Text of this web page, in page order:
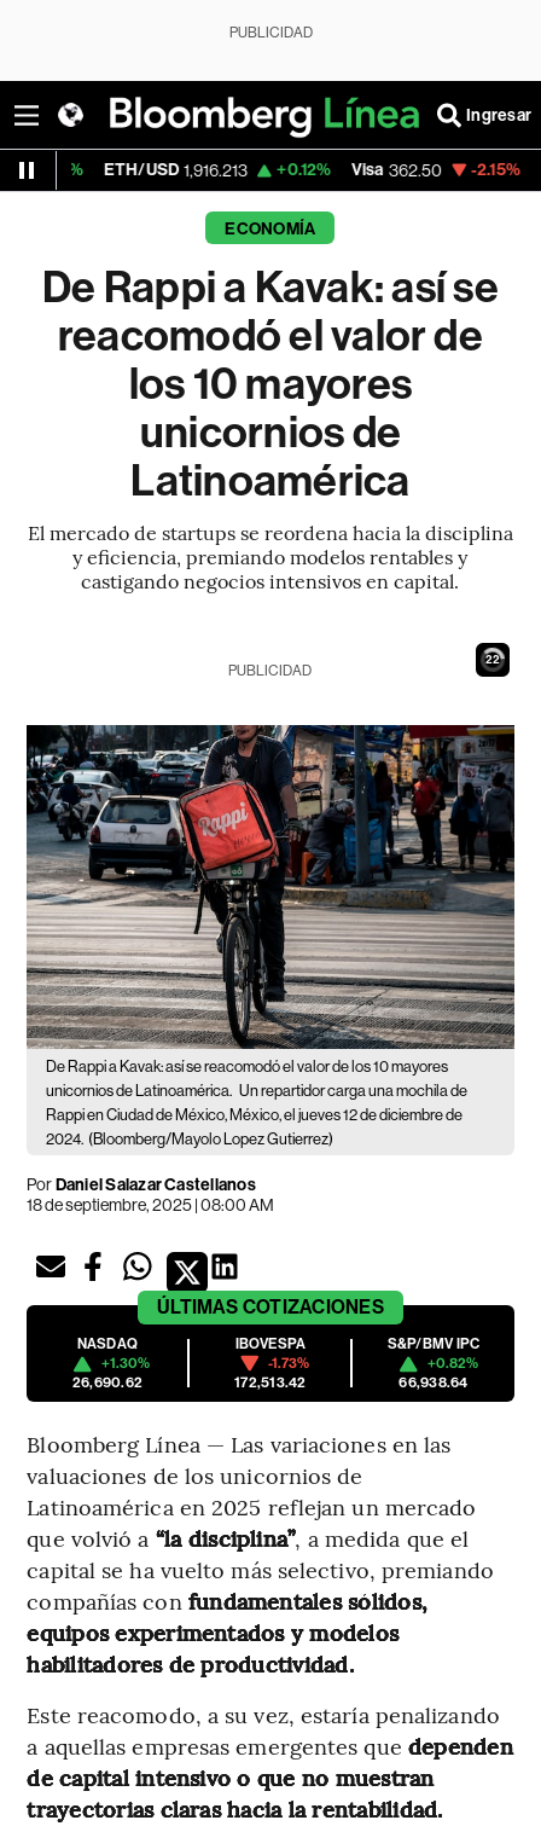
PUBLICIDAD
Ingresar
USD 1,916.213 +0.12% Visa 362.50 -2.15% MercadoLibre
ECONOMÍA
De Rappi a Kavak: así se
reacomodó el valor de
los 10 mayores
unicornios de
Latinoamérica
El mercado de startups se reordena hacia la disciplina
y eficiencia, premiando modelos rentables y
castigando negocios intensivos en capital.
21
PUBLICIDAD
De Rappi a Kavak: así se reacomodó el valor de los 10 mayores
unicornios de Latinoamérica. Un repartidor carga una mochila de
Rappi en Ciudad de México, México, el jueves 12 de diciembre de
2024. (Bloomberg/Mayolo Lopez Gutierrez)
PorDaniel Salazar Castellanos
18 de septiembre, 2025 | 08:00 AM
ÚLTIMAS COTIZACIONES
NASDAQ
+1.30%
26,690.62
IBOVESPA
-1.73%
172,513.42
S&P/BMV IPC
+0.82%
66,938.64
Bloomberg Línea — Las variaciones en las
valuaciones de los unicornios de
Latinoamérica en 2025 reflejan un mercado
que volvió a “la disciplina”, a medida que el
capital se ha vuelto más selectivo, premiando
compañías con fundamentales sólidos,
equipos experimentados y modelos
habilitadores de productividad.
Este reacomodo, a su vez, estaría penalizando
a aquellas empresas emergentes que dependen
de capital intensivo o que no muestran
trayectorias claras hacia la rentabilidad.